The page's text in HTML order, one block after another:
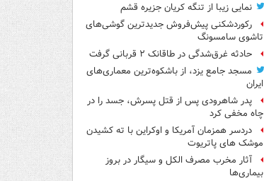
نمایی زیبا از تنگه کریان جزیره قشم
رکوردشکنی پیش‌فروش جدیدترین گوشی‌های
تاشوی سامسونگ
حادثه غرق‌شدگی در طاقانک ۲ قربانی گرفت
مسجد جامع یزد، از باشکوه‌ترین معماری‌های
ایران
پدر شاهرودی پس از قتل پسرش، جسد را در
چاه مخفی کرد
دردسر همزمان آمریکا و اوکراین با ته کشیدن
موشک های پاتریوت
آثار مخرب مصرف الکل و سیگار در بروز
بیماری‌ها